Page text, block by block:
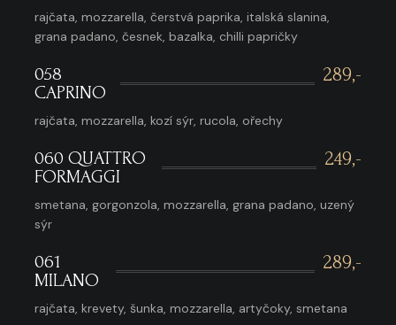
rajčata, mozzarella, čerstvá paprika, italská slanina,
grana padano, česnek, bazalka, chilli papričky
058
CAPRINO
289,-
rajčata, mozzarella, kozí sýr, rucola, ořechy
060 QUATTRO
FORMAGGI
249,-
smetana, gorgonzola, mozzarella, grana padano, uzený
sýr
061
MILANO
289,-
rajčata, krevety, šunka, mozzarella, artyčoky, smetana